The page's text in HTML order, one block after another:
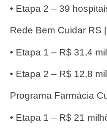
• Etapa 2 – 39
Rede Bem Cuidar
• Etapa 1 – R$ 31,4
• Etapa 2 – R$ 12,8
Programa Farmácia
• Etapa 1 – R$ 21